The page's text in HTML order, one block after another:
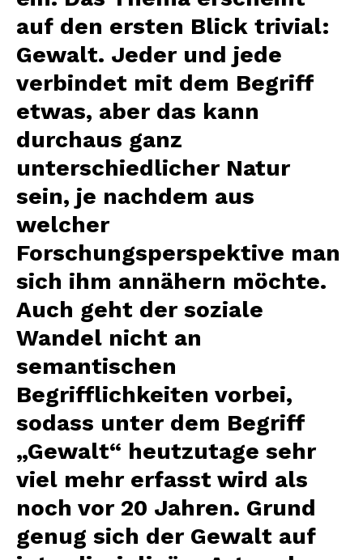
auf den ersten Blick trivial:
Gewalt. Jeder und jede
verbindet mit dem Begriff
etwas, aber das kann
durchaus ganz
unterschiedlicher Natur
sein, je nachdem aus
welcher
Forschungsperspektive man
sich ihm annähern möchte.
Auch geht der soziale
Wandel nicht an
semantischen
Begrifflichkeiten vorbei,
sodass unter dem Begriff
„Gewalt“ heutzutage sehr
viel mehr erfasst wird als
noch vor 20 Jahren. Grund
genug sich der Gewalt auf